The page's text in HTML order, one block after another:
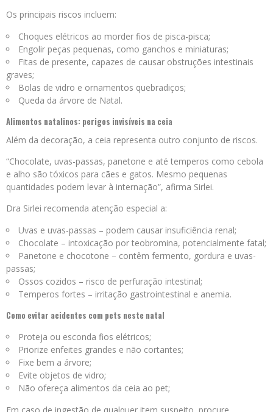
Os principais riscos incluem:
Choques elétricos ao morder fios de pisca-pisca;
Engolir peças pequenas, como ganchos e miniaturas;
Fitas de presente, capazes de causar obstruções intestinais
graves;
Bolas de vidro e ornamentos quebradiços;
Queda da árvore de Natal.
Alimentos natalinos: perigos invisíveis na ceia
Além da decoração, a ceia representa outro conjunto de riscos.
“Chocolate, uvas-passas, panetone e até temperos como cebola
e alho são tóxicos para cães e gatos. Mesmo pequenas
quantidades podem levar à internação”, afirma Sirlei.
Dra Sirlei recomenda atenção especial a:
Uvas e uvas-passas – podem causar insuficiência renal;
Chocolate – intoxicação por teobromina, potencialmente fatal;
Panetone e chocotone – contêm fermento, gordura e uvas-
passas;
Ossos cozidos – risco de perfuração intestinal;
Temperos fortes – irritação gastrointestinal e anemia.
Como evitar acidentes com pets neste natal
Proteja ou esconda fios elétricos;
Priorize enfeites grandes e não cortantes;
Fixe bem a árvore;
Evite objetos de vidro;
Não ofereça alimentos da ceia ao pet;